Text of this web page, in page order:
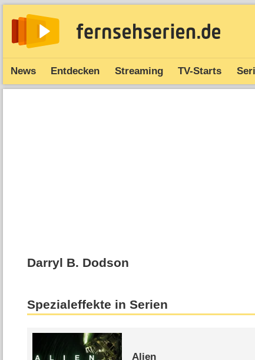
News Entdecken Streaming TV-Starts
Darryl B. Dodson
Spezialeffekte in Serien
Alien